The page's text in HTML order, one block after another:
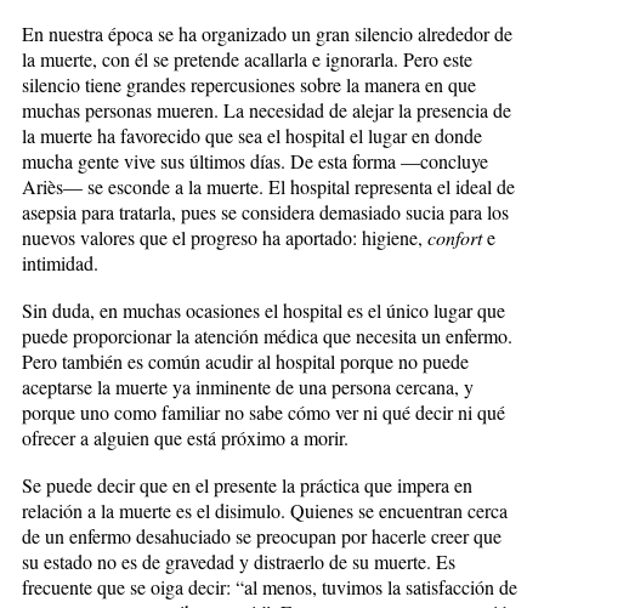
En nuestra época se ha organizado un gran silencio alrededor de
la muerte, con él se pretende acallarla e ignorarla. Pero este
silencio tiene grandes repercusiones sobre la manera en que
muchas personas mueren. La necesidad de alejar la presencia de
la muerte ha favorecido que sea el hospital el lugar en donde
mucha gente vive sus últimos días. De esta forma —concluye
Ariès— se esconde a la muerte. El hospital representa el ideal de
asepsia para tratarla, pues se considera demasiado sucia para los
nuevos valores que el progreso ha aportado: higiene, conforte
intimidad.
Sin duda, en muchas ocasiones el hospital es el único lugar que
puede proporcionar la atención médica que necesita un enfermo.
Pero también es común acudir al hospital porque no puede
aceptarse la muerte ya inminente de una persona cercana, y
porque uno como familiar no sabe cómo ver ni qué decir ni qué
ofrecer a alguien que está próximo a morir.
Se puede decir que en el presente la práctica que impera en
relación a la muerte es el disimulo. Quienes se encuentran cerca
de un enfermo desahuciado se preocupan por hacerle creer que
su estado no es de gravedad y distraerlo de su muerte. Es
frecuente que se oiga decir: “al menos, tuvimos la satisfacción de